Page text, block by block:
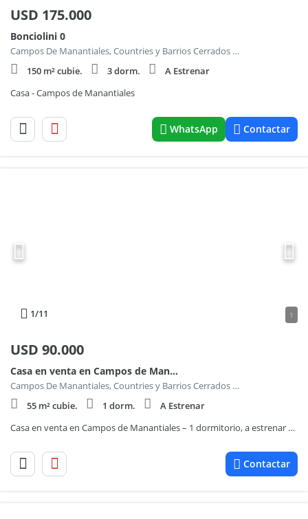
USD 175.000
Bonciolini 0
Campos De Manantiales, Countries y Barrios Cerrados en Cordoba Capital
150 m² cubie.
3 dorm.
A Estrenar
Casa - Campos de Manantiales
WhatsApp Contactar
1/11 1
USD 90.000
Casa en venta en Campos de Manantiales – 1 dormitorio, a estrenar con patio
Campos De Manantiales, Countries y Barrios Cerrados en Cordoba Capital
55 m² cubie.
1 dorm.
A Estrenar
Casa en venta en Campos de Manantiales – 1 dormitorio, a estrenar con patio
Contactar